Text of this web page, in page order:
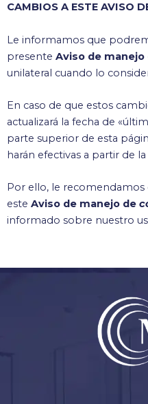
CAMBIOS A ESTE AVISO
Le informamos que
presente Aviso de manejo
unilateral cuando lo
En caso de que estos
actualizará la fecha de
parte superior de esta
harán efectivas a partir de
Por ello, le
este Aviso de manejo de
informado sobre nuestro